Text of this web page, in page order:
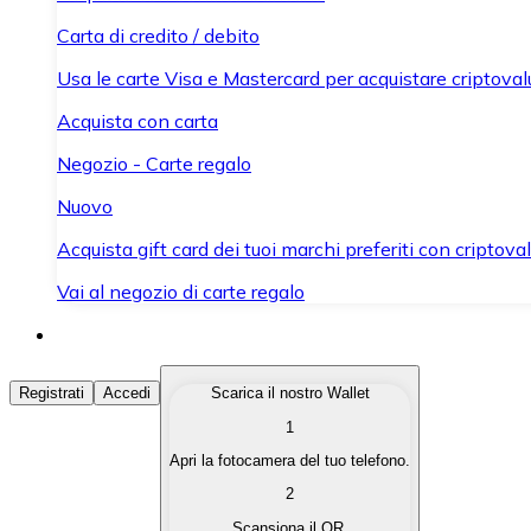
Carta di credito / debito
Usa le carte Visa e Mastercard per acquistare
Acquista con carta
Negozio - Carte regalo
Nuovo
Acquista gift card dei tuoi marchi preferiti con
Vai al negozio di carte regalo
Acquista Criptovalute
Acquista le criptovalute che ti interessano in modo
Converti le tue criptovalute in valuta fiat quando ne hai
Registrati Accedi
Scarica il nostro Wallet
1
Apri la fotocamera del tuo telefono.
2